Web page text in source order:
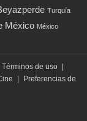
Turquía
México México
Términos de uso |
|
Preferencias de